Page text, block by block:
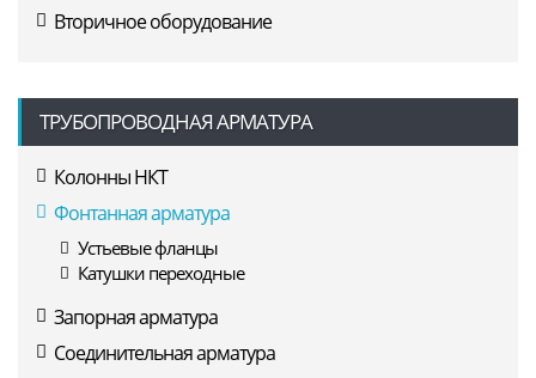
Вторичное оборудование
ТРУБОПРОВОДНАЯ АРМАТУРА
Колонны НКТ
Фонтанная арматура
Устьевые фланцы
Катушки переходные
Запорная арматура
Соединительная арматура